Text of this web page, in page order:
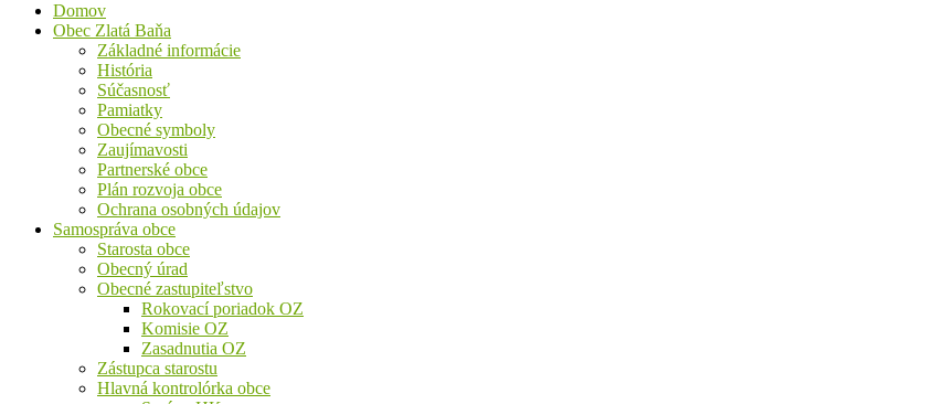
Domov
Obec Zlatá Baňa
Základné informácie
História
Súčasnosť
Pamiatky
Obecné symboly
Zaujímavosti
Partnerské obce
Plán rozvoja obce
Ochrana osobných údajov
Samospráva obce
Starosta obce
Obecný úrad
Obecné zastupiteľstvo
Rokovací poriadok OZ
Komisie OZ
Zasadnutia OZ
Zástupca starostu
Hlavná kontrolórka obce